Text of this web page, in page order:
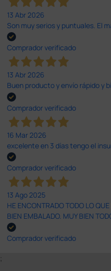
13 Abr 2026
Son muy serios y puntuales. El
Comprador verificado
13 Abr 2026
Buen producto y envío rápido y
Comprador verificado
16 Mar 2026
excelente en 3 días tengo el
Comprador verificado
13 Ago 2025
HE ENCONTRADO TODO LO
BIEN EMBALADO. MUY BIEN
Comprador verificado
;